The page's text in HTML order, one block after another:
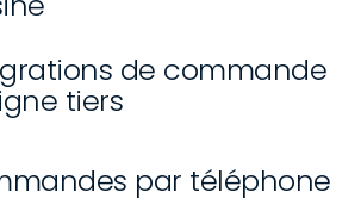
de commande
tiers
par téléphone